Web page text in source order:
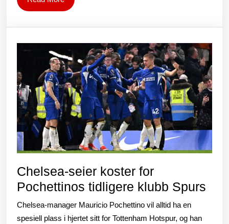
tittel
More
Chelsea-seier koster for
Pochettinos tidligere klubb Spurs
Chelsea-manager Mauricio Pochettino vil alltid ha en
spesiell plass i hjertet sitt for Tottenham Hotspur, og han